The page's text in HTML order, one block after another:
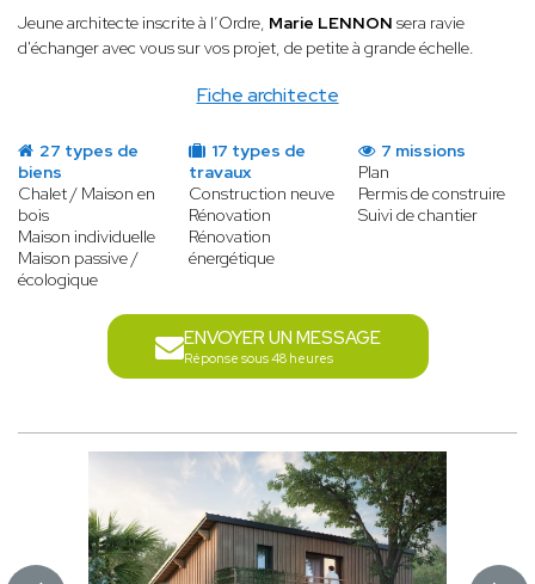
Fiche architecte
Jeune architecte inscrite à l’Ordre, Marie LENNON sera ravie
d'échanger avec vous sur vos projet, de petite à grande échelle.
27 types de
biens
Chalet / Maison en
bois
Maison individuelle
Maison passive /
écologique
17 types de
travaux
Construction neuve
Rénovation
Rénovation
énergétique
7 missions
Plan
Permis de construire
Suivi de chantier
ENVOYER UN MESSAGE
Réponse sous 48 heures